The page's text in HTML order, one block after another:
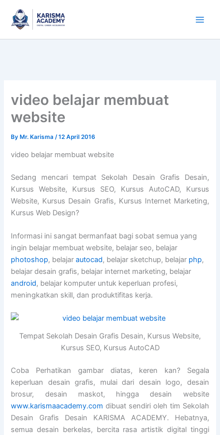
content
video belajar membuat
website
By Mr. Karisma/12 April 2016
video belajar membuat website
Sedang mencari tempat Sekolah Desain Grafis Desain,
Kursus Website, Kursus SEO, Kursus AutoCAD, Kursus
Website, Kursus Desain Grafis, Kursus Internet Marketing,
Kursus Web Design?
Informasi ini sangat bermanfaat bagi sobat semua yang
ingin belajar membuat website, belajar seo, belajar
photoshop, belajarautocad, belajar sketchup, belajar php,
belajar desain grafis, belajar internet marketing, belajar
android, belajar komputer untuk keperluan profesi,
meningkatkan skill, dan produktifitas kerja.
Tempat Sekolah Desain Grafis Desain, Kursus Website,
Kursus SEO, Kursus AutoCAD
Coba Perhatikan gambar diatas, keren kan? Segala
keperluan desain grafis, mulai dari desain logo, desain
brosur, desain maskot, hingga desain website
www.karismaacademy.com dibuat sendiri oleh tim Sekolah
Desain Grafis Desain KARISMA ACADEMY. Hebatnya,
semua desain berkelas, bercita rasa artistik digital tinggi